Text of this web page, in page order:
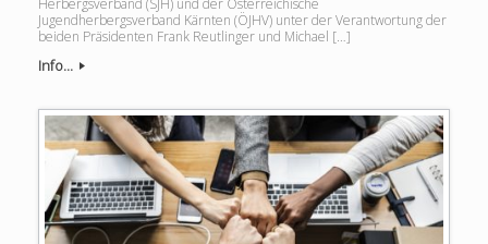
Jugendherbergsverband Kärnten (ÖJHV) unter der Verantwortung der
beiden Präsidenten Frank Reutlinger und Michael […]
Info...